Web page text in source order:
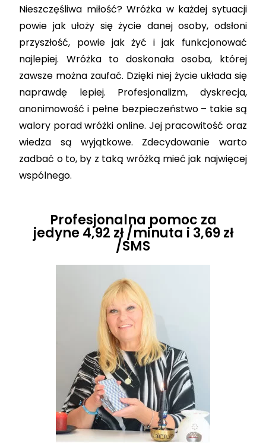
Nieszczęśliwa miłość? Wróżka w każdej sytuacji
powie jak ułoży się życie danej osoby, odsłoni
przyszłość, powie jak żyć i jak funkcjonować
najlepiej. Wróżka to doskonała osoba, której
zawsze można zaufać. Dzięki niej życie układa się
naprawdę lepiej. Profesjonalizm, dyskrecja,
anonimowość i pełne bezpieczeństwo – takie są
walory porad wróżki online. Jej pracowitość oraz
wiedza są wyjątkowe. Zdecydowanie warto
zadbać o to, by z taką wróżką mieć jak najwięcej
wspólnego.
Profesjonalna pomoc za
jedyne 4,92 zł /minuta i 3,69 zł
/SMS